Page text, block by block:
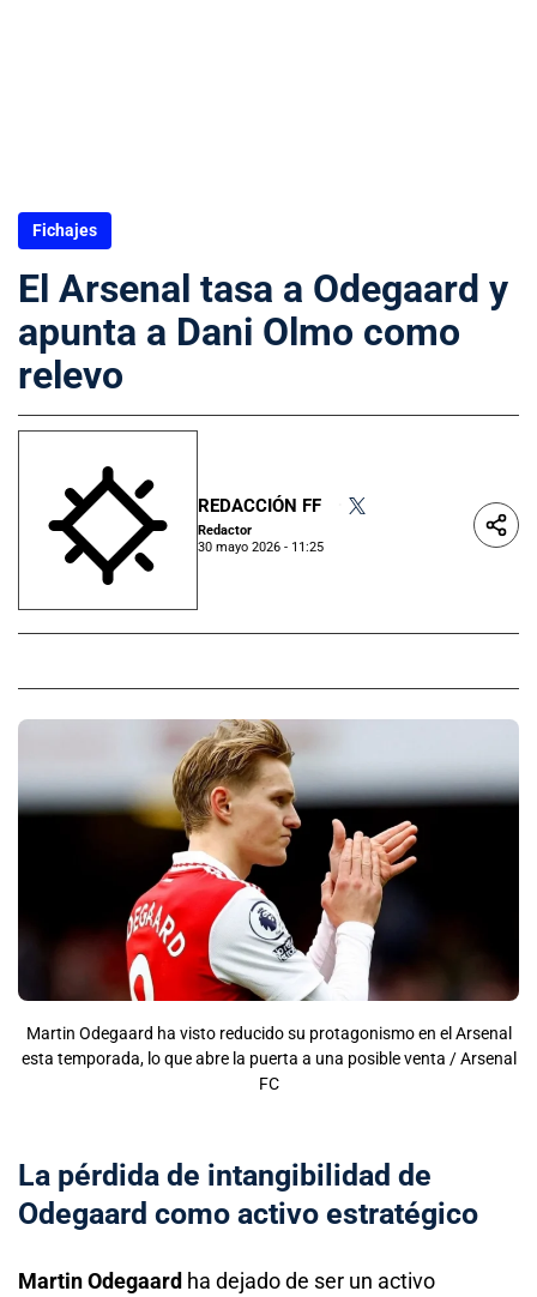
Fichajes
El Arsenal tasa a Odegaard y
apunta a Dani Olmo como
relevo
REDACCIÓN FF
Redactor
30 mayo 2026 - 11:25
Martin Odegaard ha visto reducido su protagonismo en el Arsenal
esta temporada, lo que abre la puerta a una posible venta / Arsenal
FC
La pérdida de intangibilidad de
Odegaard como activo estratégico
Martin Odegaard ha dejado de ser un activo